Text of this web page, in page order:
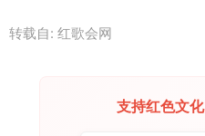
转载自: 红歌会网
支持红色文